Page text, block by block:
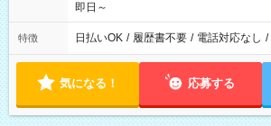
即日～
特徴 日払いOK / 履歴書不要 / 電話対応なし /
気になる！ 応募する